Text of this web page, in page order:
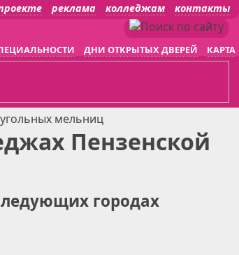
реклама колледжам контакты
ДНИ ОТКРЫТЫХ ДВЕРЕЙ КАРТА
мельниц
Пензенской
городах